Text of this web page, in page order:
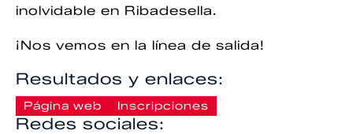
inolvidable en Ribadesella.
¡Nos vemos en la línea de salida!
Resultados y enlaces:
Página web Inscripciones
Redes sociales: